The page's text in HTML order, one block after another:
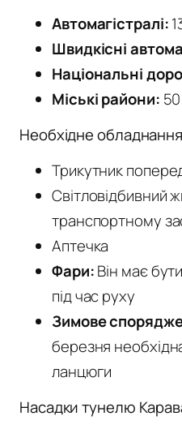
Автомагістралі:
Швидкісні
Національні
Міські райони:
Необхідне обладнання
Трикутник
Світловідбивний
транспортному
Аптечка
Фари:Він має
під час руху
Зимове
березня
ланцюги
Насадки тунелю